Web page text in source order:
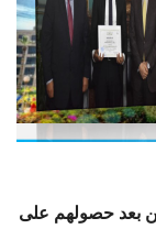
الوافدين بعد حصولهم على